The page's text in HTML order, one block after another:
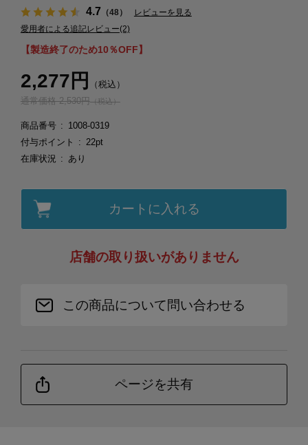
4.7 （48）
レビューを見る
愛用者による追記レビュー(2)
【製造終了のため10％OFF】
2,277円
（税込）
通常価格 2,530円（税込）
商品番号
1008-0319
付与ポイント
22pt
在庫状況
あり
カートに入れる
店舗の取り扱いがありません
この商品について問い合わせる
ページを共有